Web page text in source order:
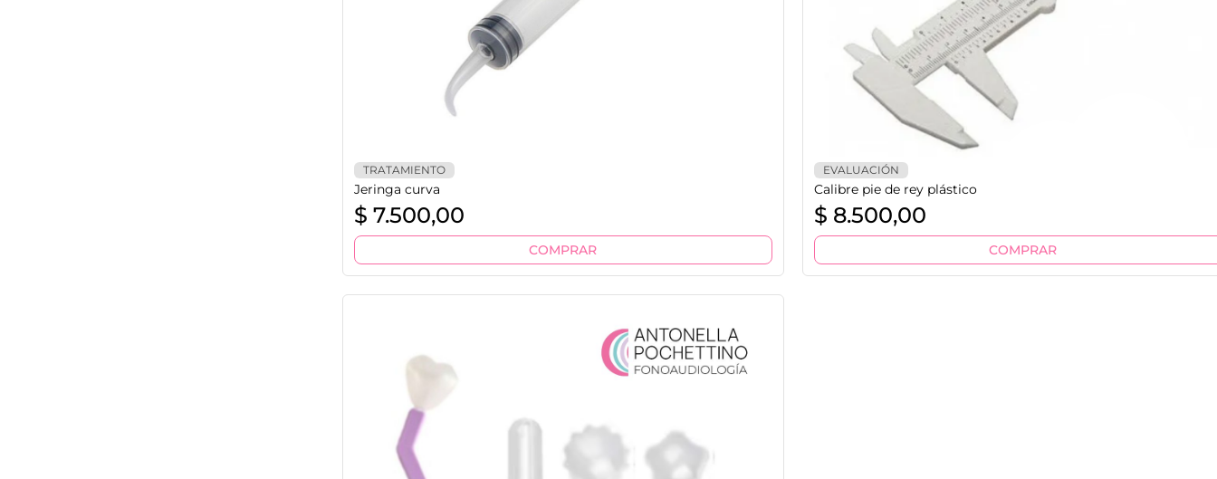
TRATAMIENTO
Jeringa curva
$ 7.500,00
COMPRAR
EVALUACIÓN
Calibre pie de rey plástico
$ 8.500,00
COMPRAR